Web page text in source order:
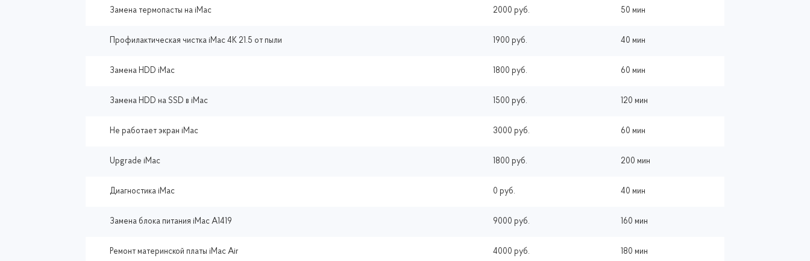
Замена термопасты на iMac 2000 руб. 50 мин
Профилактическая чистка iMac 4K 21.5 от пыли 1900 руб. 40 мин
Замена HDD iMac 1800 руб. 60 мин
Замена HDD на SSD в iMac 1500 руб. 120 мин
Не работает экран iMac 3000 руб. 60 мин
Upgrade iMac 1800 руб. 200 мин
Диагностика iMac 0 руб. 40 мин
Замена блока питания iMac A1419 9000 руб. 160 мин
Ремонт материнской платы iMac Air 4000 руб. 180 мин